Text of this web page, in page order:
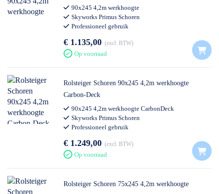
90x245 4,2m werkhoogte
Skyworks Primus Schoren
Professioneel gebruik
€ 1.135,00 excl. BTW
Op voorraad
Rolsteiger Schoren 90x245 4,2m werkhoogte
Carbon-Deck
90x245 4,2m werkhoogte CarbonDeck
Skyworks Primus Schoren
Professioneel gebruik
€ 1.249,00 excl. BTW
Op voorraad
Rolsteiger Schoren 75x245 4,2m werkhoogte